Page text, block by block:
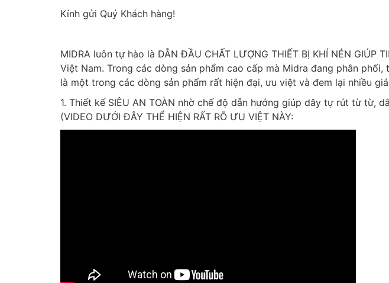
Kính gửi Quý Khách hàng!
MIDRA luôn tự hào là DẪN ĐẦU CHẤT LƯỢNG THIẾT BỊ KHÍ NÉN GIÚP
Việt Nam. Trong các dòng sản phẩm cao cấp mà Midra đang phân phối,
là một trong các dòng sản phẩm rất hiện đại, ưu việt và đem lại nhiều
1. Thiết kế SIÊU AN TOÀN nhờ chế độ dẫn hướng giúp dây tự rút từ từ,
(VIDEO DƯỚI ĐÂY THỂ HIỆN RẤT RÕ ƯU VIỆT NÀY: